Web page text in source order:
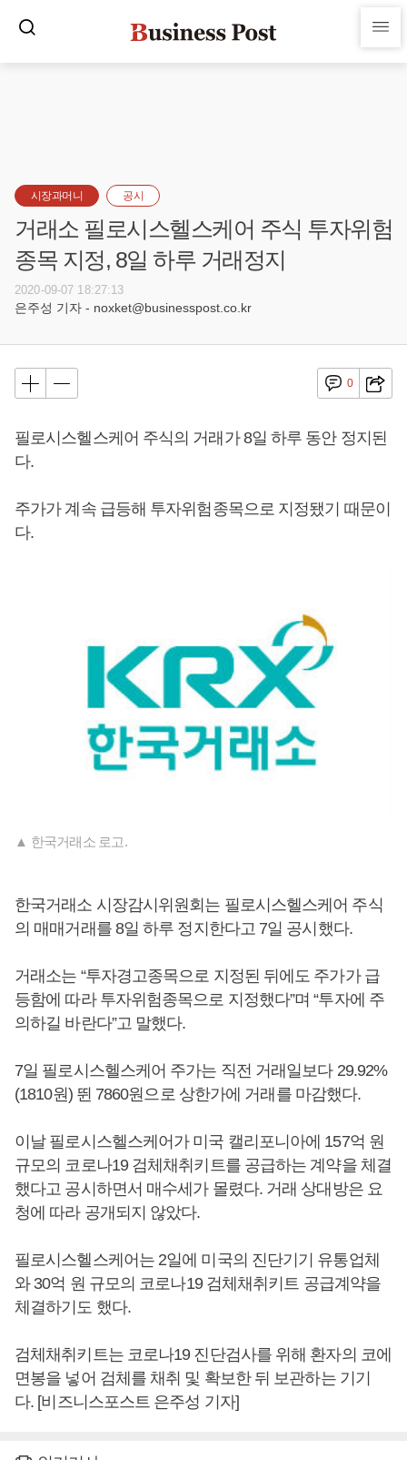
시장과머니 공시
거래소 필로시스헬스케어 주식 투자위험
종목 지정, 8일 하루 거래정지
2020-09-07 18:27:13
은주성 기자 - noxket@businesspost.co.kr
0
필로시스헬스케어 주식의 거래가 8일 하루 동안 정지된
다.
주가가 계속 급등해 투자위험종목으로 지정됐기 때문이
다.
▲ 한국거래소 로고.
한국거래소 시장감시위원회는 필로시스헬스케어 주식
의 매매거래를 8일 하루 정지한다고 7일 공시했다.
거래소는 “투자경고종목으로 지정된 뒤에도 주가가 급
등함에 따라 투자위험종목으로 지정했다”며 “투자에 주
의하길 바란다”고 말했다.
7일 필로시스헬스케어 주가는 직전 거래일보다 29.92%
(1810원) 뛴 7860원으로 상한가에 거래를 마감했다.
이날 필로시스헬스케어가 미국 캘리포니아에 157억 원
규모의 코로나19 검체채취키트를 공급하는 계약을 체결
했다고 공시하면서 매수세가 몰렸다. 거래 상대방은 요
청에 따라 공개되지 않았다.
필로시스헬스케어는 2일에 미국의 진단기기 유통업체
와 30억 원 규모의 코로나19 검체채취키트 공급계약을
체결하기도 했다.
검체채취키트는 코로나19 진단검사를 위해 환자의 코에
면봉을 넣어 검체를 채취 및 확보한 뒤 보관하는 기기
다. [비즈니스포스트 은주성 기자]